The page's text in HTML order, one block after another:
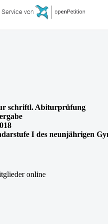
Service von
schriftl. Abiturprüfung
I des neunjährigen
online